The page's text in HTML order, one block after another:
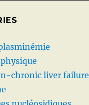
chronic liver failure